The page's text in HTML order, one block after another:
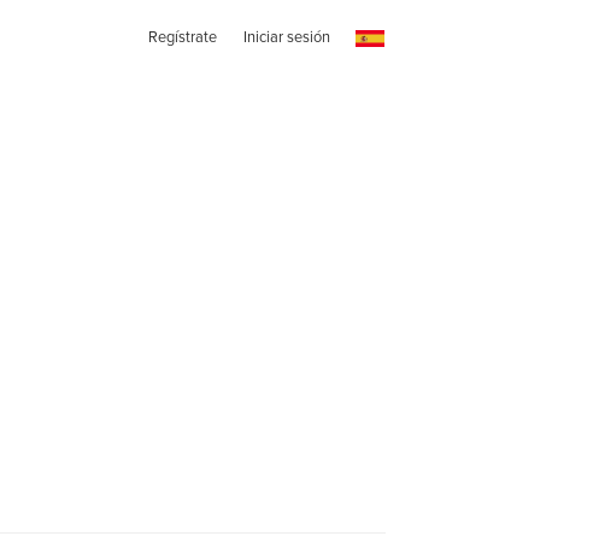
Regístrate Iniciar sesión